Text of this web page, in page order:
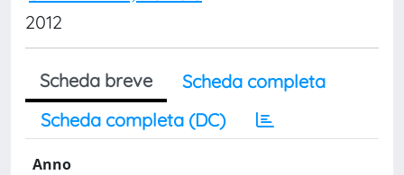
2012
Scheda breve
Scheda completa
Scheda completa (DC)
Anno